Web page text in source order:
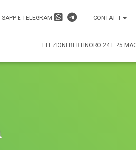
E TELEGRAM CONTATTI
ELEZIONI BERTINORO 24 E 25